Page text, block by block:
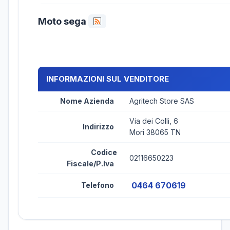
Moto sega
INFORMAZIONI SUL VENDITORE
Nome Azienda Agritech Store SAS
Indirizzo
Via dei Colli, 6
Mori 38065 TN
Codice
Fiscale/P.Iva
02116650223
Telefono 0464 670619